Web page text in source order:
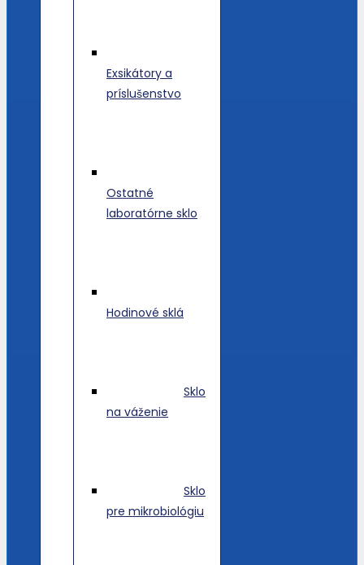
Exsikátory a
príslušenstvo
Ostatné
laboratórne sklo
Hodinové sklá
Sklo
na váženie
Sklo
pre mikrobiológiu